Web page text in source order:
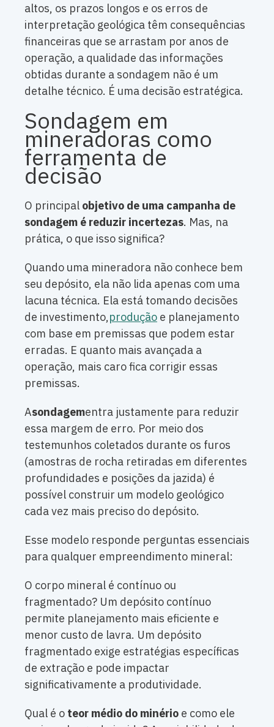
altos, os prazos longos e os erros de
interpretação geológica têm consequências
financeiras que se arrastam por anos de
operação, a qualidade das informações
obtidas durante a sondagem não é um
detalhe técnico. É uma decisão estratégica.
Sondagem em
mineradoras como
ferramenta de
decisão
O principal objetivo de uma campanha de
sondagem é reduzir incertezas. Mas, na
prática, o que isso significa?
Quando uma mineradora não conhece bem
seu depósito, ela não lida apenas com uma
lacuna técnica. Ela está tomando decisões
de investimento,produção e planejamento
com base em premissas que podem estar
erradas. E quanto mais avançada a
operação, mais caro fica corrigir essas
premissas.
Asondagementra justamente para reduzir
essa margem de erro. Por meio dos
testemunhos coletados durante os furos
(amostras de rocha retiradas em diferentes
profundidades e posições da jazida) é
possível construir um modelo geológico
cada vez mais preciso do depósito.
Esse modelo responde perguntas essenciais
para qualquer empreendimento mineral:
O corpo mineral é contínuo ou
fragmentado? Um depósito contínuo
permite planejamento mais eficiente e
menor custo de lavra. Um depósito
fragmentado exige estratégias específicas
de extração e pode impactar
significativamente a produtividade.
Qual é o teor médio do minério e como ele